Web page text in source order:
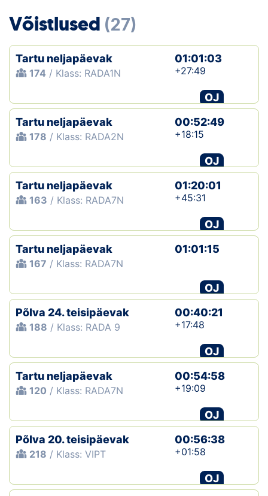
Kontakt
EOL
Kaardid
Koondised
Tule klubisse!
Tulemused
Dokumendid
Suletud maastikud
Ajalugu
OTSI
Võistlused (27)
Tartu neljapäevak
174 / Klass: RADA1N
01:01:03
+27:49
OJ
Tartu neljapäevak
178 / Klass: RADA2N
00:52:49
+18:15
OJ
Tartu neljapäevak
163 / Klass: RADA7N
01:20:01
+45:31
OJ
Tartu neljapäevak
167 / Klass: RADA7N
01:01:15
OJ
Põlva 24. teisipäevak
188 / Klass: RADA 9
00:40:21
+17:48
OJ
Tartu neljapäevak
120 / Klass: RADA7N
00:54:58
+19:09
OJ
Põlva 20. teisipäevak
218 / Klass: VIPT
00:56:38
+01:58
OJ